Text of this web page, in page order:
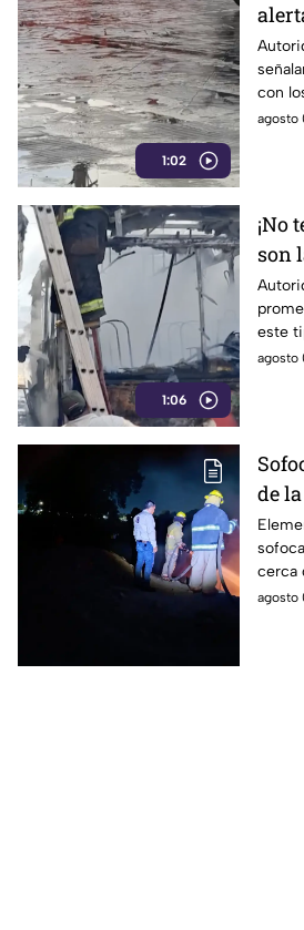
1:02
el
con
agosto
1:06
¡No
son
este
agosto
de
cerca
no se
agosto